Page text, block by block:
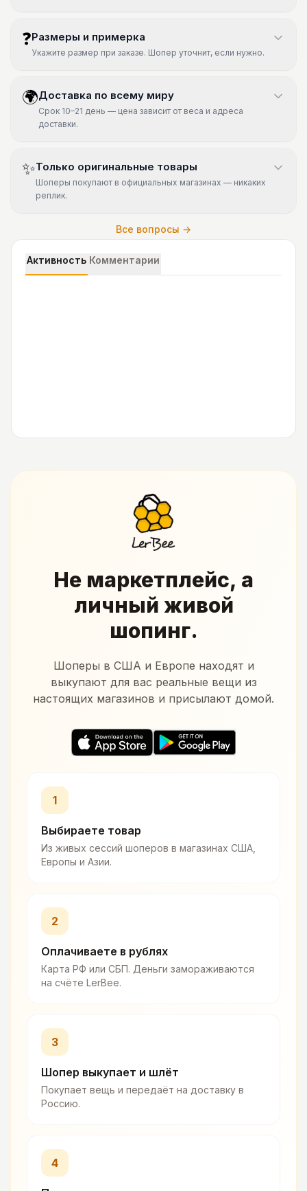
❓Размеры и примерка
Укажите размер при заказе. Шопер уточнит, если нужно.
🌍Доставка по всему миру
Срок 10–21 день — цена зависит от веса и адреса
доставки.
✨Только оригинальные товары
Шоперы покупают в официальных магазинах — никаких
реплик.
Все вопросы →
Активность Комментарии
Не маркетплейс, а
личный живой
шопинг.
Шоперы в США и Европе находят и
выкупают для вас реальные вещи из
настоящих магазинов и присылают домой.
1
Выбираете товар
Из живых сессий шоперов в магазинах США,
Европы и Азии.
2
Оплачиваете в рублях
Карта РФ или СБП. Деньги замораживаются
на счёте LerBee.
3
Шопер выкупает и шлёт
Покупает вещь и передаёт на доставку в
Россию.
4